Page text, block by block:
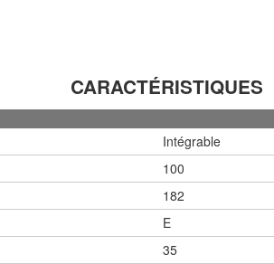
CARACTÉRISTIQUES
Intégrable
100
182
E
35